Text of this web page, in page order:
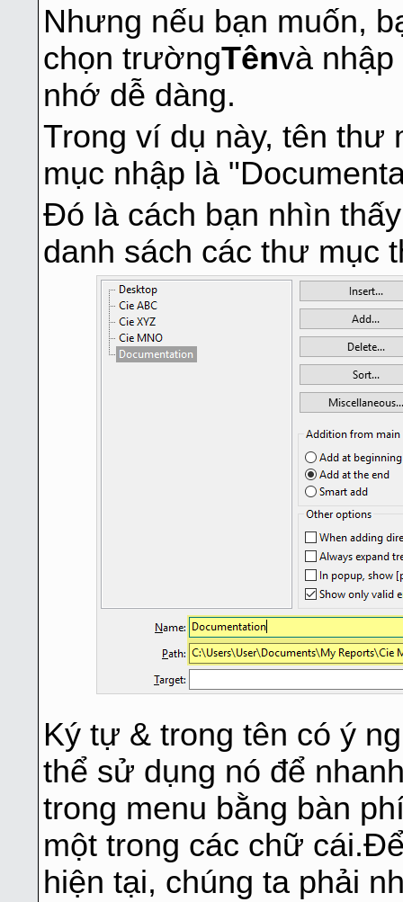
Nhưng nếu bạn muốn,
chọn trườngTênvà
nhớ dễ dàng.
Trong ví dụ này, tên thư
mục nhập là
Đó là cách bạn nhìn
danh sách các thư mục
Ký tự & trong tên có ý
thể sử dụng nó để
trong menu bằng bàn
một trong các chữ
hiện tại, chúng ta phải